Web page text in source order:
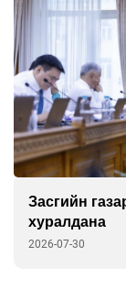
Засгийн
хуралдана
2026-07-30